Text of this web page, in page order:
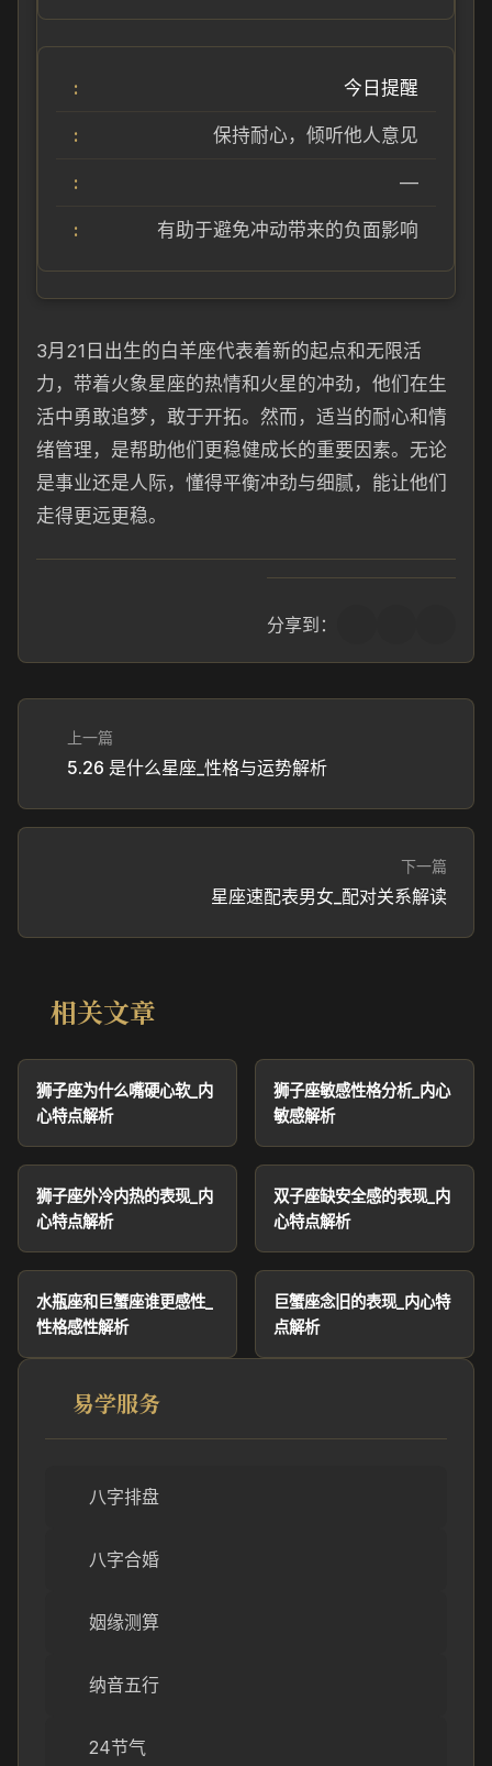
今日提醒
保持耐心，倾听他人意见
—
有助于避免冲动带来的负面影响
3月21日出生的白羊座代表着新的起点和无限活
力，带着火象星座的热情和火星的冲劲，他们在生
活中勇敢追梦，敢于开拓。然而，适当的耐心和情
绪管理，是帮助他们更稳健成长的重要因素。无论
是事业还是人际，懂得平衡冲劲与细腻，能让他们
走得更远更稳。
分享到：
上一篇
5.26 是什么星座_性格与运势解析
下一篇
星座速配表男女_配对关系解读
相关文章
狮子座为什么嘴硬心软_内
心特点解析
狮子座敏感性格分析_内心
敏感解析
狮子座外冷内热的表现_内
心特点解析
双子座缺安全感的表现_内
心特点解析
水瓶座和巨蟹座谁更感性_
性格感性解析
巨蟹座念旧的表现_内心特
点解析
易学服务
八字排盘
八字合婚
姻缘测算
纳音五行
24节气